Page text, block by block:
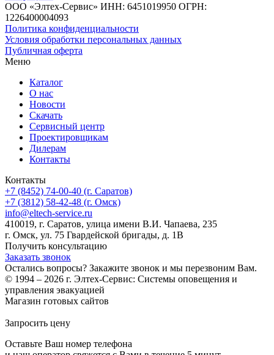
ООО «Элтех-Сервис» ИНН: 6451019950 ОГРН:
1226400004093
Политика конфиденциальности
Условия обработки персональных данных
Публичная оферта
Меню
Каталог
О нас
Новости
Скачать
Сервисный центр
Проектировщикам
Дилерам
Контакты
Контакты
+7 (8452) 74-00-40 (г. Саратов)
+7 (3812) 58-42-48 (г. Омск)
info@eltech-service.ru
410019, г. Саратов, улица имени В.И. Чапаева, 235
г. Омск, ул. 75 Гвардейской бригады, д. 1В
Получить консультацию
Заказать звонок
Остались вопросы? Закажите звонок и мы перезвоним Вам.
© 1994 – 2026 г. Элтех-Сервис: Системы оповещения и
управления эвакуацией
Магазин готовых сайтов
Запросить цену
Оставьте Ваш номер телефона